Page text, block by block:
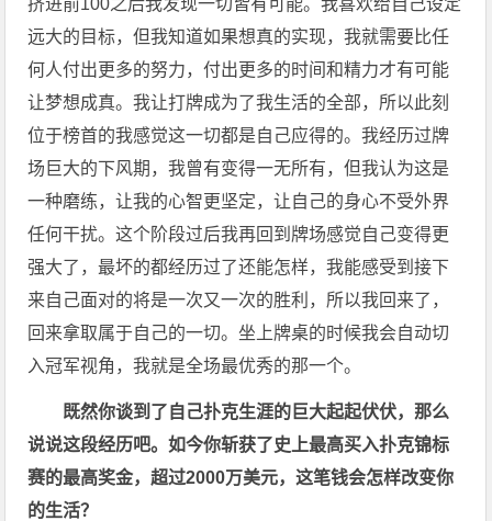
挤进前100之后我发现一切皆有可能。我喜欢给自己设定
远大的目标，但我知道如果想真的实现，我就需要比任
何人付出更多的努力，付出更多的时间和精力才有可能
让梦想成真。我让打牌成为了我生活的全部，所以此刻
位于榜首的我感觉这一切都是自己应得的。我经历过牌
场巨大的下风期，我曾有变得一无所有，但我认为这是
一种磨练，让我的心智更坚定，让自己的身心不受外界
任何干扰。这个阶段过后我再回到牌场感觉自己变得更
强大了，最坏的都经历过了还能怎样，我能感受到接下
来自己面对的将是一次又一次的胜利，所以我回来了，
回来拿取属于自己的一切。坐上牌桌的时候我会自动切
入冠军视角，我就是全场最优秀的那一个。
既然你谈到了自己扑克生涯的巨大起起伏伏，那么
说说这段经历吧。如今你斩获了史上最高买入扑克锦标
赛的最高奖金，超过2000万美元，这笔钱会怎样改变你
的生活？